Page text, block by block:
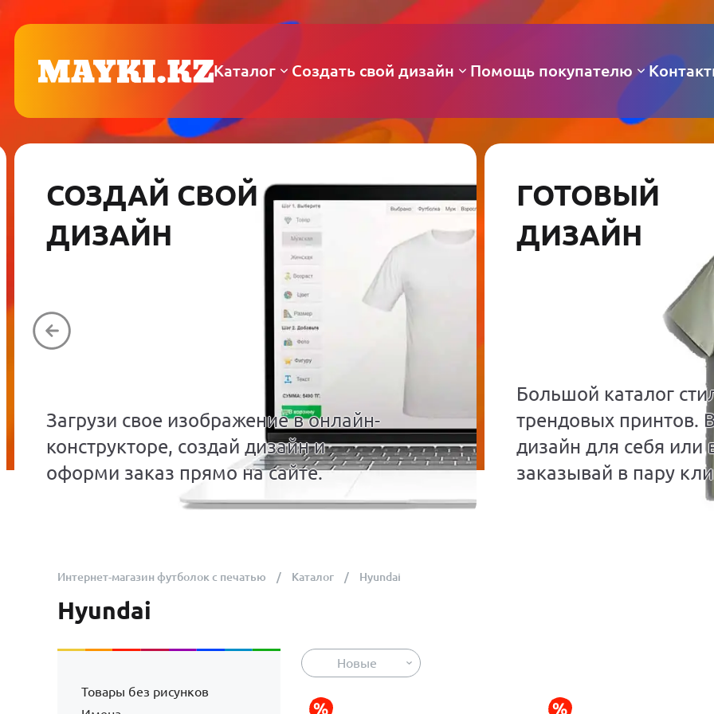
Каталог Создать свой дизайн Помощь покупателю
СОЗДАЙ СВОЙ
ДИЗАЙН
Загрузи свое изображение в онлайн-
конструкторе, создай дизайн и
оформи заказ прямо на сайте.
ГОТОВЫЙ
ДИЗАЙН
Большой каталог
трендовых принтов.
дизайн для себя или
заказывай в пару
Интернет-магазин футболок с печатью Каталог Hyundai
Hyundai
Товары без рисунков
Новые